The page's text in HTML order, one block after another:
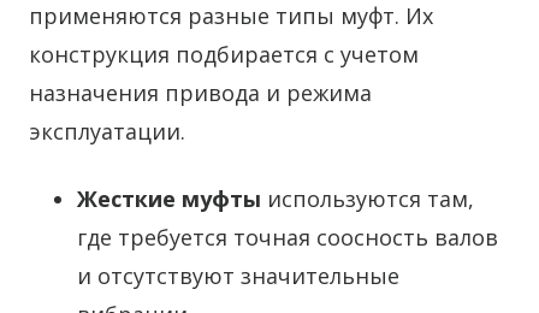
применяются разные типы муфт. Их
конструкция подбирается с учетом
назначения привода и режима
эксплуатации.
Жесткие муфты используются там,
где требуется точная соосность валов
и отсутствуют значительные